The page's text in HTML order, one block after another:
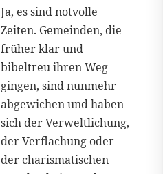
Ja, es sind notvolle
Zeiten. Gemeinden, die
früher klar und
bibeltreu ihren Weg
gingen, sind nunmehr
abgewichen und haben
sich der Verweltlichung,
der Verflachung oder
der charismatischen